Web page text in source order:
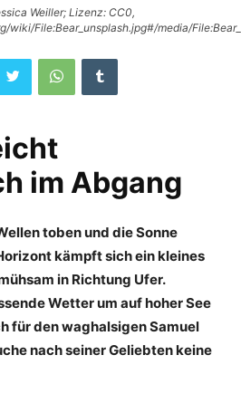
Weiller; Lizenz: CC0,
wiki/File:Bear_unsplash.jpg#/media/
im Abgang
toben und die Sonne
kämpft sich ein kleines
in Richtung Ufer.
Wetter um auf hoher See
für den waghalsigen Samuel
nach seiner Geliebten keine